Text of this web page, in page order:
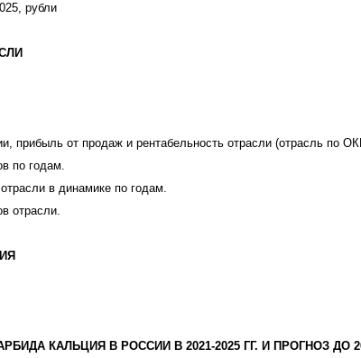
рубли
прибыль от продаж и рентабельность отрасли (отрасль по
по годам.
в динамике по годам.
отрасли.
КАЛЬЦИЯ В РОССИИ В 2021-2025 ГГ. И ПРОГНОЗ ДО